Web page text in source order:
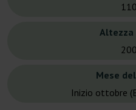
Altezza
Mese
Inizio ottobre